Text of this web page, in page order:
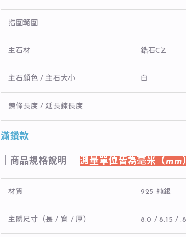
指圍範圍
主石材 鋯石CZ
主石顏色 / 主石大小 白
鍊條長度 / 延長鍊長度
滿鑽款
｜商品規格說明｜ 測量單位皆為毫米（mm
材質 925 純銀
主體尺寸（長 / 寬 / 厚） 8.0 / 8.15 /